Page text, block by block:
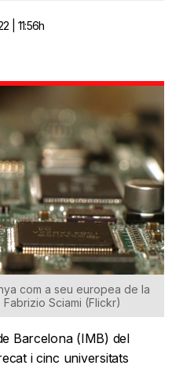
| 11:56h
com a seu europea de la
Sciami (Flickr)
Barcelona (IMB) del
i cinc universitats